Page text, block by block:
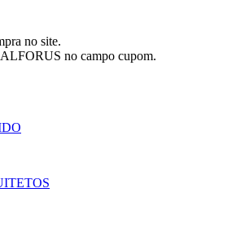
no site.
no campo cupom.